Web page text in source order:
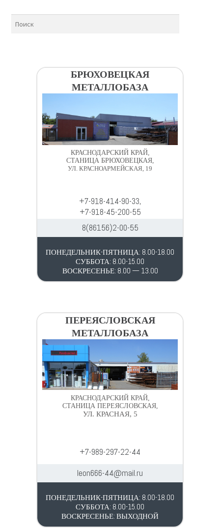
БРЮХОВЕЦКАЯ
МЕТАЛЛОБАЗА
КРАСНОДАРСКИЙ КРАЙ,
СТАНИЦА БРЮХОВЕЦКАЯ,
УЛ. КРАСНОАРМЕЙСКАЯ, 19
+7-918-414-90-33,
+7-918-45-200-55
8(86156)2-00-55
ПОНЕДЕЛЬНИК-ПЯТНИЦА: 8.00-18.00
СУББОТА: 8.00-15.00
ВОСКРЕСЕНЬЕ: 8.00 — 13.00
ПЕРЕЯСЛОВСКАЯ
МЕТАЛЛОБАЗА
КРАСНОДАРСКИЙ КРАЙ,
СТАНИЦА ПЕРЕЯСЛОВСКАЯ,
УЛ. КРАСНАЯ, 5
+7-989-297-22-44
leon666-44@mail.ru
ПОНЕДЕЛЬНИК-ПЯТНИЦА: 8.00-18.00
СУББОТА: 8.00-15.00
ВОСКРЕСЕНЬЕ: ВЫХОДНОЙ